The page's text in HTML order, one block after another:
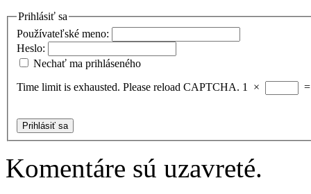
Prihlásiť sa
Používateľské meno:
Heslo:
Nechať ma prihláseného
Time limit is exhausted. Please reload CAPTCHA. 1 ×
Prihlásiť sa
Komentáre sú uzavreté.